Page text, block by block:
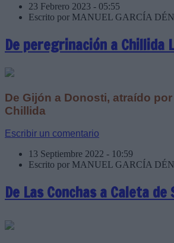
23 Febrero 2023 - 05:55
Escrito por MANUEL GARCÍA
De peregrinación a Chillida
De Gijón a Donosti, atraído
Chillida
Escribir un comentario
13 Septiembre 2022 - 10:59
Escrito por MANUEL GARCÍA
De Las Conchas a Caleta de